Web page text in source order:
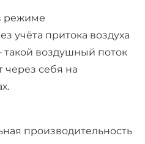
режиме
учёта притока воздуха
такой воздушный поток
через себя на
производительность